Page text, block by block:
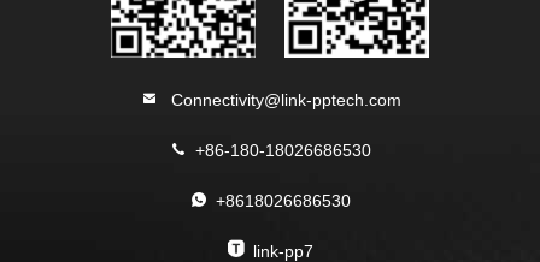
Connectivity@link-pptech.com
+86-180-18026686530
+8618026686530
link-pp7